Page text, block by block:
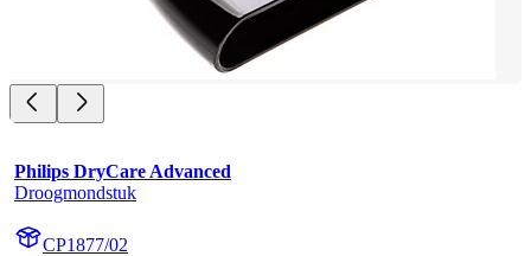
Philips DryCare Advanced
Droogmondstuk
CP1877/02